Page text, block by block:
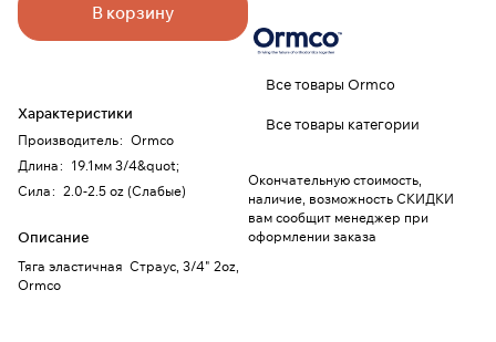
В корзину
Характеристики
Производитель: Ormco
Длина: 19.1мм 3/4&quot;
Сила: 2.0-2.5 oz (Слабые)
Описание
Тяга эластичная Страус, 3/4" 2oz,
Ormco
Все товары Ormco
Все товары категории
Окончательную стоимость,
наличие, возможность СКИДКИ
вам сообщит менеджер при
оформлении заказа